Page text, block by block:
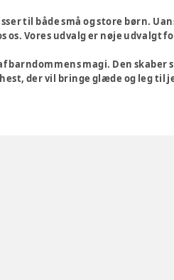
til både små og store børn.
Vores udvalg er nøje udvalgt
barndommens magi. Den
der vil bringe glæde og leg til